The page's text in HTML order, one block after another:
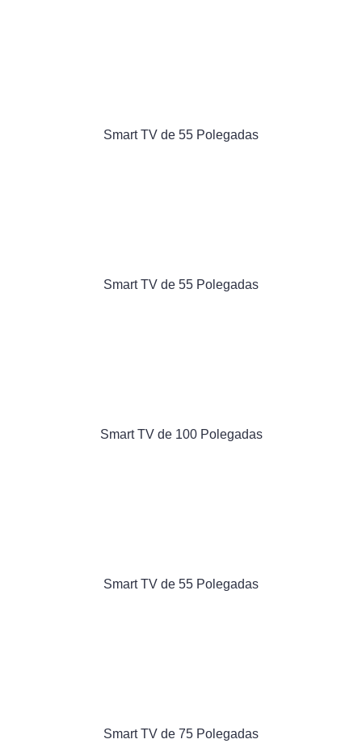
Smart TV de 55 Polegadas
Smart TV de 55 Polegadas
Smart TV de 100 Polegadas
Smart TV de 55 Polegadas
Smart TV de 75 Polegadas